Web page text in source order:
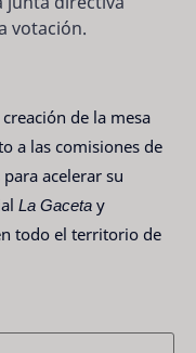
votación.
de la mesa
a las comisiones de
acelerar su
La Gaceta y
todo el territorio de